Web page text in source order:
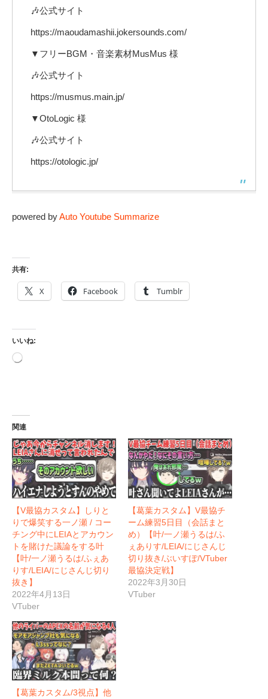
🎶公式サイト
https://maoudamashii.jokersounds.com/
▼フリーBGM・音楽素材MusMus 様
🎶公式サイト
https://musmus.main.jp/
▼OtoLogic 様
🎶公式サイト
https://otologic.jp/
powered byAuto Youtube Summarize
共有:
X Facebook Tumblr
いいね:
読
関連
【V最協カスタム】しりと
りで爆笑する一ノ瀬 / コー
チング中にLEIAとアカウン
トを賭けた議論をする叶
【叶/一ノ瀬うるは/ふぇあ
りす/LEIA/にじさんじ切り
抜き】
2022年4月13日
VTuber
【葛葉カスタム】V最協チ
ーム練習5日目（会話まと
め）【叶/一ノ瀬うるは/ふ
ぇありす/LEIA/にじさんじ
切り抜き/ぶいすぽ/VTuber
最協決定戦】
2022年3月30日
VTuber
【葛葉カスタム/3視点】他